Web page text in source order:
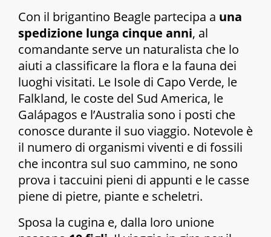
Con il brigantino Beagle partecipa a una
spedizione lunga cinque anni, al
comandante serve un naturalista che lo
aiuti a classificare la flora e la fauna dei
luoghi visitati. Le Isole di Capo Verde, le
Falkland, le coste del Sud America, le
Galápagos e l’Australia sono i posti che
conosce durante il suo viaggio. Notevole è
il numero di organismi viventi e di fossili
che incontra sul suo cammino, ne sono
prova i taccuini pieni di appunti e le casse
piene di pietre, piante e scheletri.
Sposa la cugina e, dalla loro unione